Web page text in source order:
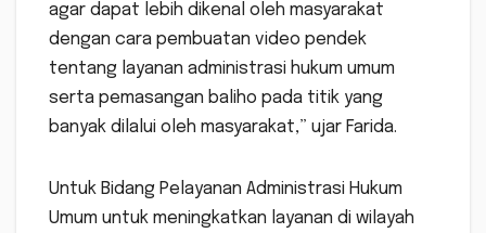
agar dapat lebih dikenal oleh masyarakat
dengan cara pembuatan video pendek
tentang layanan administrasi hukum umum
serta pemasangan baliho pada titik yang
banyak dilalui oleh masyarakat,” ujar Farida.
Untuk Bidang Pelayanan Administrasi Hukum
Umum untuk meningkatkan layanan di wilayah